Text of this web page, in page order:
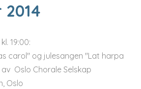
2014
19:00:
carol" og julesangen "Lat harpa
Oslo Chorale Selskap
Oslo